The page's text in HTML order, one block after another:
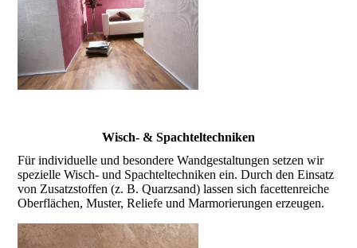
Wisch- & Spachtel­techniken
Für indivi­duelle und beson­dere Wand­gestal­tungen setzen wir
spezielle Wisch- und Spachtel­techniken ein. Durch den Ein­satz
von Zusatz­stoffen (z. B. Quarz­sand) lassen sich facetten­reiche
Ober­flächen, Muster, Reliefe und Marmorie­rungen erzeugen.